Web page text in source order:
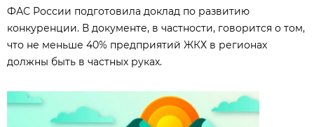
ФАС России подготовила доклад по развитию
конкуренции. В документе, в частности, говорится о том,
что не меньше 40% предприятий ЖКХ в регионах
должны быть в частных руках.